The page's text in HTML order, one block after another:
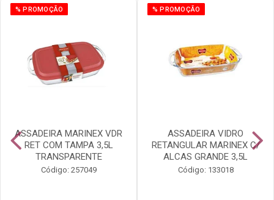
% PROMOÇÃO
ASSADEIRA MARINEX VDR
RET COM TAMPA 3,5L
TRANSPARENTE
Código: 257049
% PROMOÇÃO
ASSADEIRA VIDRO
RETANGULAR MARINEX C/
ALCAS GRANDE 3,5L
Código: 133018